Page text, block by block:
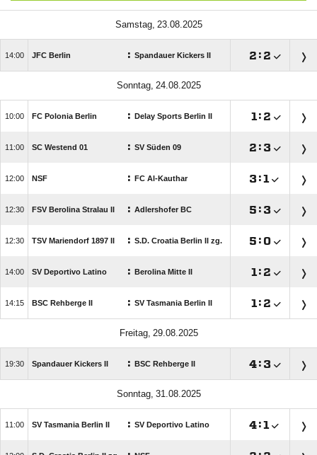
 
 JFC Berlin : Spandauer Kickers II  : 
 
 FC Polonia Berlin : Delay Sports Berlin II  : 
 SC Westend 01 : SV Süden 09  : 
 NSF : FC Al-Kauthar :
 FSV Berolina Stralau II : Adlershofer BC  : 
 TSV Mariendorf 1897 II : S.D. Croatia Berlin II zg.  : 
 SV Deportivo Latino : Berolina Mitte II  : 
 BSC Rehberge II : SV Tasmania Berlin II  : 
 
 Spandauer Kickers II : BSC Rehberge II : 
 
 SV Tasmania Berlin II : SV Deportivo Latino :